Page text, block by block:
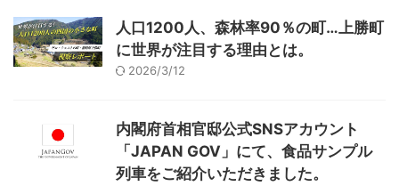
人口1200人、森林率90％の町…上勝町
に世界が注目する理由とは。
2026/3/12
内閣府首相官邸公式SNSアカウント
「JAPAN GOV」にて、食品サンプル
列車をご紹介いただきました。